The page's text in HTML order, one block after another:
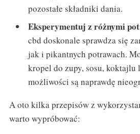
pozostałe składniki dania.
Eksperymentuj z różnymi
cbd doskonale sprawdza się
jak i pikantnych potrawach.
kropel do zupy, sosu, koktajlu
możliwości są naprawdę
A oto kilka przepisów z
warto wypróbować: